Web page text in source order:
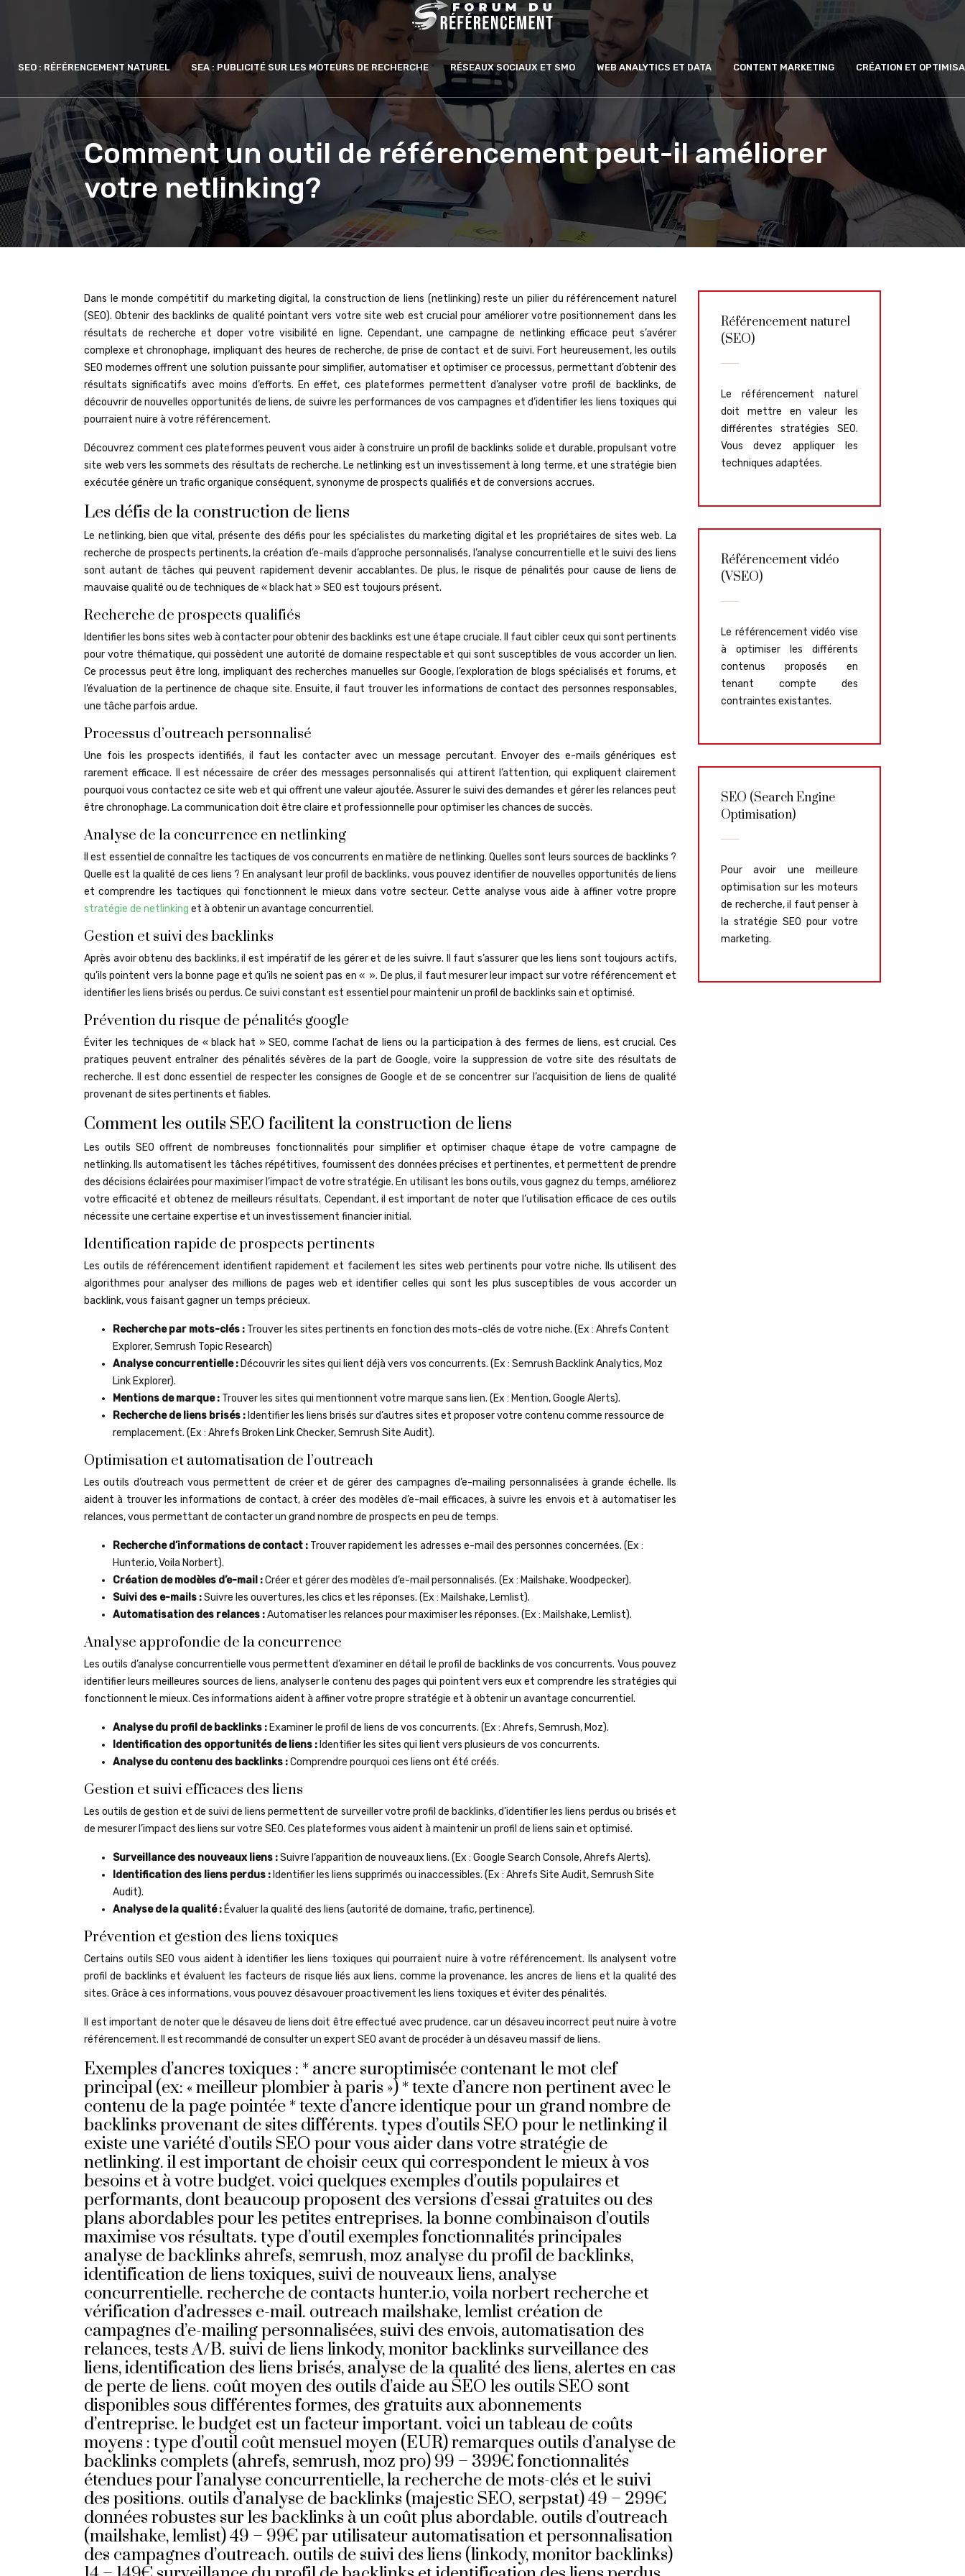
SEO : RÉFÉRENCEMENT NATUREL SEA : PUBLICITÉ SUR LES MOTEURS DE RECHERCHE RÉSEAUX SOCIAUX ET SMO WEB ANALYTICS ET DATA CONTENT MARKETING CRÉATION ET
Comment un outil de référencement peut-il améliorer
votre netlinking?
Dans le monde compétitif du marketing digital, la construction de liens (netlinking) reste un pilier du référencement naturel
(SEO). Obtenir des backlinks de qualité pointant vers votre site web est crucial pour améliorer votre positionnement dans les
résultats de recherche et doper votre visibilité en ligne. Cependant, une campagne de netlinking efficace peut s’avérer
complexe et chronophage, impliquant des heures de recherche, de prise de contact et de suivi. Fort heureusement, les outils
SEO modernes offrent une solution puissante pour simplifier, automatiser et optimiser ce processus, permettant d’obtenir des
résultats significatifs avec moins d’efforts. En effet, ces plateformes permettent d’analyser votre profil de backlinks, de
découvrir de nouvelles opportunités de liens, de suivre les performances de vos campagnes et d’identifier les liens toxiques qui
pourraient nuire à votre référencement.
Découvrez comment ces plateformes peuvent vous aider à construire un profil de backlinks solide et durable, propulsant votre
site web vers les sommets des résultats de recherche. Le netlinking est un investissement à long terme, et une stratégie bien
exécutée génère un trafic organique conséquent, synonyme de prospects qualifiés et de conversions accrues.
Les défis de la construction de liens
Le netlinking, bien que vital, présente des défis pour les spécialistes du marketing digital et les propriétaires de sites web. La
recherche de prospects pertinents, la création d’e-mails d’approche personnalisés, l’analyse concurrentielle et le suivi des liens
sont autant de tâches qui peuvent rapidement devenir accablantes. De plus, le risque de pénalités pour cause de liens de
mauvaise qualité ou de techniques de « black hat » SEO est toujours présent.
Recherche de prospects qualifiés
Identifier les bons sites web à contacter pour obtenir des backlinks est une étape cruciale. Il faut cibler ceux qui sont pertinents
pour votre thématique, qui possèdent une autorité de domaine respectable et qui sont susceptibles de vous accorder un lien.
Ce processus peut être long, impliquant des recherches manuelles sur Google, l’exploration de blogs spécialisés et forums, et
l’évaluation de la pertinence de chaque site. Ensuite, il faut trouver les informations de contact des personnes responsables,
une tâche parfois ardue.
Processus d’outreach personnalisé
Une fois les prospects identifiés, il faut les contacter avec un message percutant. Envoyer des e-mails génériques est
rarement efficace. Il est nécessaire de créer des messages personnalisés qui attirent l’attention, qui expliquent clairement
pourquoi vous contactez ce site web et qui offrent une valeur ajoutée. Assurer le suivi des demandes et gérer les relances peut
être chronophage. La communication doit être claire et professionnelle pour optimiser les chances de succès.
Analyse de la concurrence en netlinking
Il est essentiel de connaître les tactiques de vos concurrents en matière de netlinking. Quelles sont leurs sources de backlinks ?
Quelle est la qualité de ces liens ? En analysant leur profil de backlinks, vous pouvez identifier de nouvelles opportunités de liens
et comprendre les tactiques qui fonctionnent le mieux dans votre secteur. Cette analyse vous aide à affiner votre propre
stratégie de netlinking et à obtenir un avantage concurrentiel.
Gestion et suivi des backlinks
Après avoir obtenu des backlinks, il est impératif de les gérer et de les suivre. Il faut s’assurer que les liens sont toujours actifs,
qu’ils pointent vers la bonne page et qu’ils ne soient pas en « ». De plus, il faut mesurer leur impact sur votre référencement et
identifier les liens brisés ou perdus. Ce suivi constant est essentiel pour maintenir un profil de backlinks sain et optimisé.
Prévention du risque de pénalités google
Éviter les techniques de « black hat » SEO, comme l’achat de liens ou la participation à des fermes de liens, est crucial. Ces
pratiques peuvent entraîner des pénalités sévères de la part de Google, voire la suppression de votre site des résultats de
recherche. Il est donc essentiel de respecter les consignes de Google et de se concentrer sur l’acquisition de liens de qualité
provenant de sites pertinents et fiables.
Comment les outils SEO facilitent la construction de liens
Les outils SEO offrent de nombreuses fonctionnalités pour simplifier et optimiser chaque étape de votre campagne de
netlinking. Ils automatisent les tâches répétitives, fournissent des données précises et pertinentes, et permettent de prendre
des décisions éclairées pour maximiser l’impact de votre stratégie. En utilisant les bons outils, vous gagnez du temps, améliorez
votre efficacité et obtenez de meilleurs résultats. Cependant, il est important de noter que l’utilisation efficace de ces outils
nécessite une certaine expertise et un investissement financier initial.
Identification rapide de prospects pertinents
Les outils de référencement identifient rapidement et facilement les sites web pertinents pour votre niche. Ils utilisent des
algorithmes pour analyser des millions de pages web et identifier celles qui sont les plus susceptibles de vous accorder un
backlink, vous faisant gagner un temps précieux.
Recherche par mots-clés : Trouver les sites pertinents en fonction des mots-clés de votre niche. (Ex : Ahrefs Content
Explorer, Semrush Topic Research)
Analyse concurrentielle : Découvrir les sites qui lient déjà vers vos concurrents. (Ex : Semrush Backlink Analytics, Moz
Link Explorer).
Mentions de marque : Trouver les sites qui mentionnent votre marque sans lien. (Ex : Mention, Google Alerts).
Recherche de liens brisés : Identifier les liens brisés sur d’autres sites et proposer votre contenu comme ressource de
remplacement. (Ex : Ahrefs Broken Link Checker, Semrush Site Audit).
Optimisation et automatisation de l’outreach
Les outils d’outreach vous permettent de créer et de gérer des campagnes d’e-mailing personnalisées à grande échelle. Ils
aident à trouver les informations de contact, à créer des modèles d’e-mail efficaces, à suivre les envois et à automatiser les
relances, vous permettant de contacter un grand nombre de prospects en peu de temps.
Recherche d’informations de contact : Trouver rapidement les adresses e-mail des personnes concernées. (Ex :
Hunter.io, Voila Norbert).
Création de modèles d’e-mail :Créer et gérer des modèles d’e-mail personnalisés. (Ex : Mailshake, Woodpecker).
Suivi des e-mails :Suivre les ouvertures, les clics et les réponses. (Ex : Mailshake, Lemlist).
Automatisation des relances :Automatiser les relances pour maximiser les réponses. (Ex : Mailshake, Lemlist).
Analyse approfondie de la concurrence
Les outils d’analyse concurrentielle vous permettent d’examiner en détail le profil de backlinks de vos concurrents. Vous pouvez
identifier leurs meilleures sources de liens, analyser le contenu des pages qui pointent vers eux et comprendre les stratégies qui
fonctionnent le mieux. Ces informations aident à affiner votre propre stratégie et à obtenir un avantage concurrentiel.
Analyse du profil de backlinks : Examiner le profil de liens de vos concurrents. (Ex : Ahrefs, Semrush, Moz).
Identification des opportunités de liens : Identifier les sites qui lient vers plusieurs de vos concurrents.
Analyse du contenu des backlinks :Comprendre pourquoi ces liens ont été créés.
Gestion et suivi efficaces des liens
Les outils de gestion et de suivi de liens permettent de surveiller votre profil de backlinks, d’identifier les liens perdus ou brisés et
de mesurer l’impact des liens sur votre SEO. Ces plateformes vous aident à maintenir un profil de liens sain et optimisé.
Surveillance des nouveaux liens :Suivre l’apparition de nouveaux liens. (Ex : Google Search Console, Ahrefs Alerts).
Identification des liens perdus : Identifier les liens supprimés ou inaccessibles. (Ex : Ahrefs Site Audit, Semrush Site
Audit).
Analyse de la qualité : Évaluer la qualité des liens (autorité de domaine, trafic, pertinence).
Prévention et gestion des liens toxiques
Certains outils SEO vous aident à identifier les liens toxiques qui pourraient nuire à votre référencement. Ils analysent votre
profil de backlinks et évaluent les facteurs de risque liés aux liens, comme la provenance, les ancres de liens et la qualité des
sites. Grâce à ces informations, vous pouvez désavouer proactivement les liens toxiques et éviter des pénalités.
Il est important de noter que le désaveu de liens doit être effectué avec prudence, car un désaveu incorrect peut nuire à votre
référencement. Il est recommandé de consulter un expert SEO avant de procéder à un désaveu massif de liens.
Exemples d’ancres toxiques : * ancre suroptimisée contenant le mot clef
principal (ex: « meilleur plombier à paris ») * texte d’ancre non pertinent avec le
contenu de la page pointée * texte d’ancre identique pour un grand nombre de
backlinks provenant de sites différents. types d’outils SEO pour le netlinking il
existe une variété d’outils SEO pour vous aider dans votre stratégie de
netlinking. il est important de choisir ceux qui correspondent le mieux à vos
besoins et à votre budget. voici quelques exemples d’outils populaires et
performants, dont beaucoup proposent des versions d’essai gratuites ou des
plans abordables pour les petites entreprises. la bonne combinaison d’outils
maximise vos résultats. type d’outil exemples fonctionnalités principales
analyse de backlinks ahrefs, semrush, moz analyse du profil de backlinks,
identification de liens toxiques, suivi de nouveaux liens, analyse
concurrentielle. recherche de contacts hunter.io, voila norbert recherche et
vérification d’adresses e-mail. outreach mailshake, lemlist création de
campagnes d’e-mailing personnalisées, suivi des envois, automatisation des
relances, tests A/B. suivi de liens linkody, monitor backlinks surveillance des
liens, identification des liens brisés, analyse de la qualité des liens, alertes en cas
de perte de liens. coût moyen des outils d’aide au SEO les outils SEO sont
disponibles sous différentes formes, des gratuits aux abonnements
d’entreprise. le budget est un facteur important. voici un tableau de coûts
moyens : type d’outil coût mensuel moyen (EUR) remarques outils d’analyse de
backlinks complets (ahrefs, semrush, moz pro) 99 – 399€ fonctionnalités
étendues pour l’analyse concurrentielle, la recherche de mots-clés et le suivi
des positions. outils d’analyse de backlinks (majestic SEO, serpstat) 49 – 299€
données robustes sur les backlinks à un coût plus abordable. outils d’outreach
(mailshake, lemlist) 49 – 99€ par utilisateur automatisation et personnalisation
des campagnes d’outreach. outils de suivi des liens (linkody, monitor backlinks)
Référencement naturel
(SEO)
Le référencement naturel
doit mettre en valeur les
différentes stratégies SEO.
Vous devez appliquer les
techniques adaptées.
Référencement vidéo
(VSEO)
Le référencement vidéo vise
à optimiser les différents
contenus proposés en
tenant compte des
contraintes existantes.
SEO (Search Engine
Optimisation)
Pour avoir une meilleure
optimisation sur les moteurs
de recherche, il faut penser à
la stratégie SEO pour votre
marketing.